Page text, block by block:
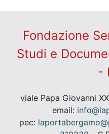
Fondazione
Studi e
-
viale Papa Giovanni
email:
pec: